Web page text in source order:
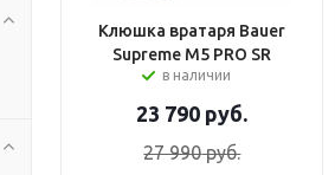
Клюшка вратаря Bauer
Supreme M5 PRO SR
в наличии
23 790 руб.
27 990руб.